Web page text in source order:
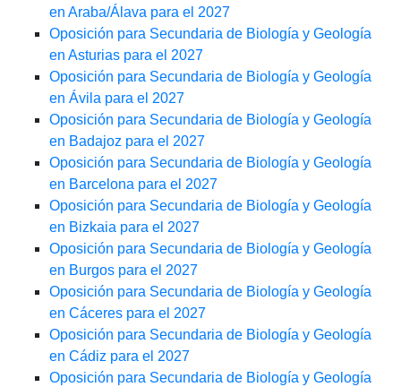
en Araba/Álava para el 2027
Oposición para Secundaria de Biología y Geología
en Asturias para el 2027
Oposición para Secundaria de Biología y Geología
en Ávila para el 2027
Oposición para Secundaria de Biología y Geología
en Badajoz para el 2027
Oposición para Secundaria de Biología y Geología
en Barcelona para el 2027
Oposición para Secundaria de Biología y Geología
en Bizkaia para el 2027
Oposición para Secundaria de Biología y Geología
en Burgos para el 2027
Oposición para Secundaria de Biología y Geología
en Cáceres para el 2027
Oposición para Secundaria de Biología y Geología
en Cádiz para el 2027
Oposición para Secundaria de Biología y Geología